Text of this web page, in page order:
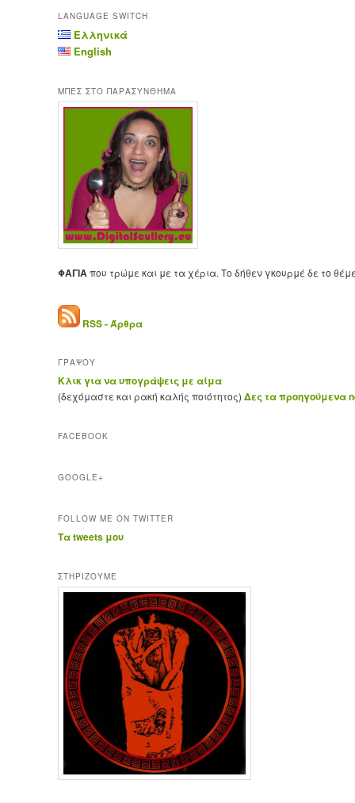
LANGUAGE SWITCH
Ελληνικά
English
ΜΠΕΣ ΣΤΟ ΠΑΡΑΣΥΝΘΗΜΑ
ΦΑΓΙΑ που τρώμε και με τα χέρια. Το δήθεν γκουρμέ δε το
RSS - Άρθρα
ΓΡΑΨΟΥ
Κλικ για να υπογράψεις με αίμα
(δεχόμαστε και ρακή καλής ποιότητος) Δες τα προηγούμενα
FACEBOOK
GOOGLE+
FOLLOW ME ON TWITTER
Τα tweets μου
ΣΤΗΡΊΖΟΥΜΕ